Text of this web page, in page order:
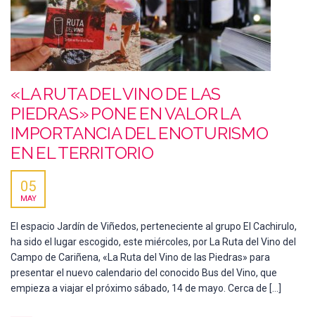
«LA RUTA DEL VINO DE LAS
PIEDRAS» PONE EN VALOR LA
IMPORTANCIA DEL ENOTURISMO
EN EL TERRITORIO
05
MAY
El espacio Jardín de Viñedos, perteneciente al grupo El Cachirulo,
ha sido el lugar escogido, este miércoles, por La Ruta del Vino del
Campo de Cariñena, «La Ruta del Vino de las Piedras» para
presentar el nuevo calendario del conocido Bus del Vino, que
empieza a viajar el próximo sábado, 14 de mayo. Cerca de […]